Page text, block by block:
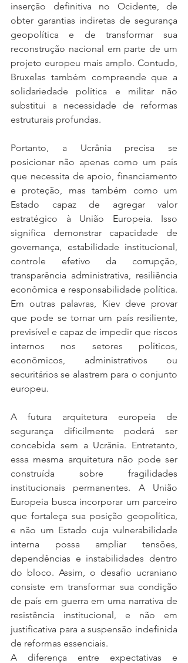
inserção definitiva no Ocidente, de
obter garantias indiretas de segurança
geopolítica e de transformar sua
reconstrução nacional em parte de um
projeto europeu mais amplo. Contudo,
Bruxelas também compreende que a
solidariedade política e militar não
substitui a necessidade de reformas
estruturais profundas.
Portanto, a Ucrânia precisa se
posicionar não apenas como um país
que necessita de apoio, financiamento
e proteção, mas também como um
Estado capaz de agregar valor
estratégico à União Europeia. Isso
significa demonstrar capacidade de
governança, estabilidade institucional,
controle efetivo da corrupção,
transparência administrativa, resiliência
econômica e responsabilidade política.
Em outras palavras, Kiev deve provar
que pode se tornar um país resiliente,
previsível e capaz de impedir que riscos
internos nos setores políticos,
econômicos, administrativos ou
securitários se alastrem para o conjunto
europeu.
A futura arquitetura europeia de
segurança dificilmente poderá ser
concebida sem a Ucrânia. Entretanto,
essa mesma arquitetura não pode ser
construída sobre fragilidades
institucionais permanentes. A União
Europeia busca incorporar um parceiro
que fortaleça sua posição geopolítica,
e não um Estado cuja vulnerabilidade
interna possa ampliar tensões,
dependências e instabilidades dentro
do bloco. Assim, o desafio ucraniano
consiste em transformar sua condição
de país em guerra em uma narrativa de
resistência institucional, e não em
justificativa para a suspensão indefinida
de reformas essenciais.
A diferença entre expectativas e